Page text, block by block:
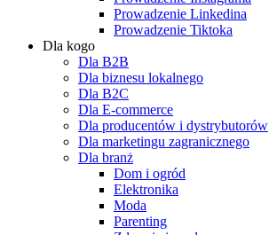
Prowadzenie Linkedina
Prowadzenie Tiktoka
Dla kogo
Dla B2B
Dla biznesu lokalnego
Dla B2C
Dla E-commerce
Dla producentów i dystrybutorów
Dla marketingu zagranicznego
Dla branż
Dom i ogród
Elektronika
Moda
Parenting